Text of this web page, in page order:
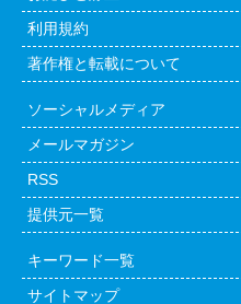
利用規約
著作権と転載について
ソーシャルメディア
メールマガジン
RSS
提供元一覧
キーワード一覧
サイトマップ